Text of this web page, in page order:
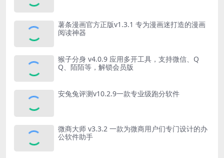
薯条漫画官方正版v1.3.1 专为漫画迷打造的漫画
阅读神器
猴子分身 v4.0.9 应用多开工具，支持微信、Q
Q、陌陌等，解锁会员版
安兔兔评测v10.2.9一款专业级跑分软件
微商大师 v3.3.2 一款为微商用户们专门设计的办
公软件助手